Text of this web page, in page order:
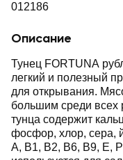
012186
Описание
Тунец FORTUNA
легкий и полезный
для открывания.
большим среди
тунца содержит
фосфор, хлор, сера,
А, В1, В2, В6, В9, Е,